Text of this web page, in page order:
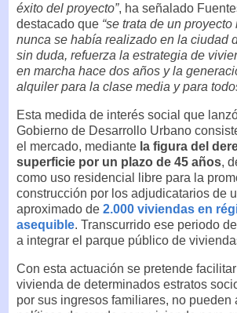
éxito del proyecto”, ha señalado
destacado que “se trata de un
nunca se había realizado en la ciudad
sin duda, refuerza la estrategia de
en marcha hace dos años y la
alquiler para la clase media y para
Esta medida de interés social que
Gobierno de Desarrollo Urbano
el mercado, mediante la figura del
superficie por un plazo de 45 años,
como uso residencial libre para la
construcción por los adjudicatarios de
aproximado de 2.000 viviendas en
asequible. Transcurrido ese periodo
a integrar el parque público de
Con esta actuación se pretende
vivienda de determinados estratos
por sus ingresos familiares, no pueden